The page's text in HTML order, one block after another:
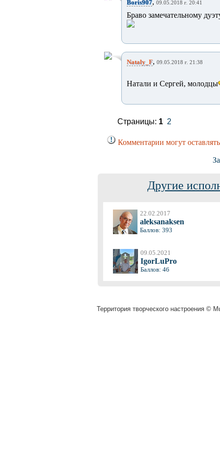
Boris907, 09.05.2018 г. 20:41
Браво замечательному
Nataly_F, 09.05.2018 г. 21:38
Натали и Сергей, молодцы
Страницы: 1 2
Комментарии могут
Другие
22.02.2017
aleksanaksen
Баллов: 393
09.05.2021
IgorLuPro
Баллов: 46
Территория творческого настроения ©